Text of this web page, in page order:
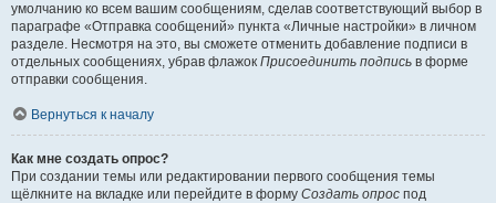
умолчанию ко всем вашим сообщениям, сделав соответствующий выбор в
параграфе «Отправка сообщений» пункта «Личные настройки» в личном
разделе. Несмотря на это, вы сможете отменить добавление подписи в
отдельных сообщениях, убрав флажок Присоединить подпись в форме
отправки сообщения.
Вернуться к началу
Как мне создать опрос?
При создании темы или редактировании первого сообщения темы
щёлкните на вкладке или перейдите в форму Создать опрос под